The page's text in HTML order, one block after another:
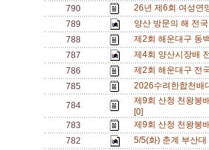
790
26년 제6회 여성연
789
양산 방문의 해 전
788
제2회 해운대구 동
787
제4회 양산시장배
786
제2회 해운대구 전
785
2026수려한합천
784
제9회 산청 천왕봉
[0]
783
제9회 산청 천왕봉
782
5/5(화) 춘계 부산